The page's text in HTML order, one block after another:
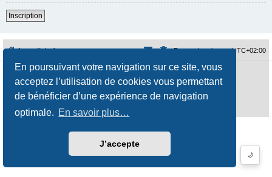
En poursuivant votre navigation sur ce site, vous
acceptez l’utilisation de cookies vous permettant
de bénéficier d’une expérience de navigation
optimale. En savoir plus…
J’accepte
🌙
Inscription
Accueil du forum Fuseau horaire surUTC+02:00
Développé par phpBB ® Forum Software © phpBB Limited
Traduction française officielle©Qiaeru
Stylejeremiemeunierpar ©Fred Rimbert